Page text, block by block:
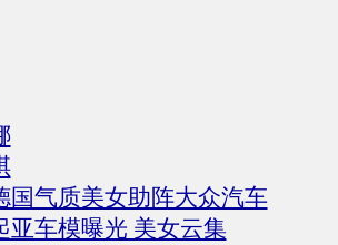
国气质美女助阵大众汽车
亚车模曝光 美女云集